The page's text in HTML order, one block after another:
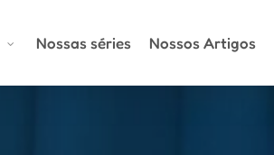
Nossas séries Nossos Artigos